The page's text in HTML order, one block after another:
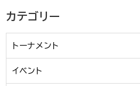
カテゴリー
トーナメント
イベント